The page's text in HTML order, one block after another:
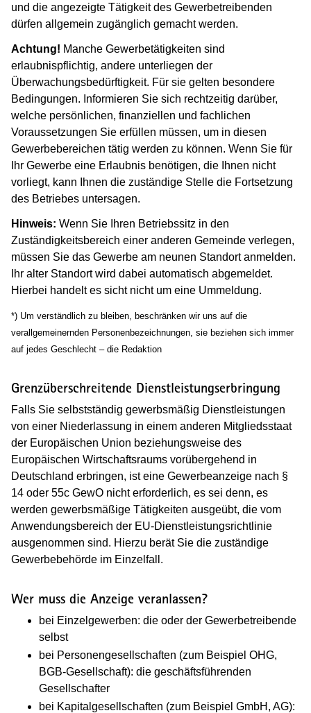
und die angezeigte Tätigkeit des Gewerbetreibenden
dürfen allgemein zugänglich gemacht werden.
Achtung! Manche Gewerbetätigkeiten sind
erlaubnispflichtig, andere unterliegen der
Überwachungsbedürftigkeit. Für sie gelten besondere
Bedingungen. Informieren Sie sich rechtzeitig darüber,
welche persönlichen, finanziellen und fachlichen
Voraussetzungen Sie erfüllen müssen, um in diesen
Gewerbebereichen tätig werden zu können. Wenn Sie für
Ihr Gewerbe eine Erlaubnis benötigen, die Ihnen nicht
vorliegt, kann Ihnen die zuständige Stelle die Fortsetzung
des Betriebes untersagen.
Hinweis: Wenn Sie Ihren Betriebssitz in den
Zuständigkeitsbereich einer anderen Gemeinde verlegen,
müssen Sie das Gewerbe am neunen Standort anmelden.
Ihr alter Standort wird dabei automatisch abgemeldet.
Hierbei handelt es sicht nicht um eine Ummeldung.
*) Um verständlich zu bleiben, beschränken wir uns auf die
verallgemeinernden Personenbezeichnungen, sie beziehen sich immer
auf jedes Geschlecht – die Redaktion
Grenzüberschreitende Dienstleistungserbringung
Falls Sie selbstständig gewerbsmäßig Dienstleistungen
von einer Niederlassung in einem anderen Mitgliedsstaat
der Europäischen Union beziehungsweise des
Europäischen Wirtschaftsraums vorübergehend in
Deutschland erbringen, ist eine Gewerbeanzeige nach §
14 oder 55c GewO nicht erforderlich, es sei denn, es
werden gewerbsmäßige Tätigkeiten ausgeübt, die vom
Anwendungsbereich der EU-Dienstleistungsrichtlinie
ausgenommen sind. Hierzu berät Sie die zuständige
Gewerbebehörde im Einzelfall.
Wer muss die Anzeige veranlassen?
bei Einzelgewerben: die oder der Gewerbetreibende
selbst
bei Personengesellschaften (zum Beispiel OHG,
BGB-Gesellschaft): die geschäftsführenden
Gesellschafter
bei Kapitalgesellschaften (zum Beispiel GmbH, AG):